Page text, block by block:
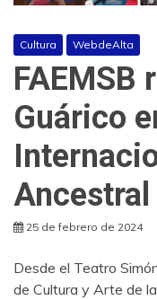
Cultura WebdeAlta
FAEMSB
Guárico
Ancestral
25 de febrero de 2024
Desde el Teatro
de Cultura y Arte de